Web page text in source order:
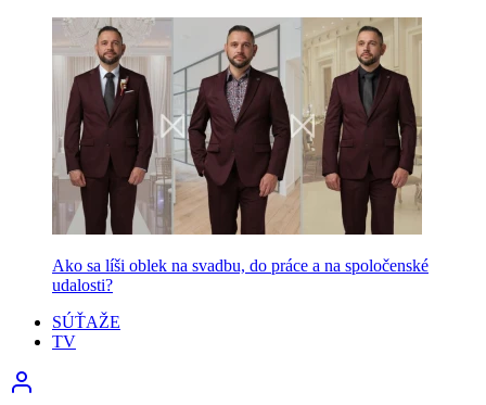
Ako sa líši oblek na svadbu, do práce a na spoločenské
udalosti?
SÚŤAŽE
TV